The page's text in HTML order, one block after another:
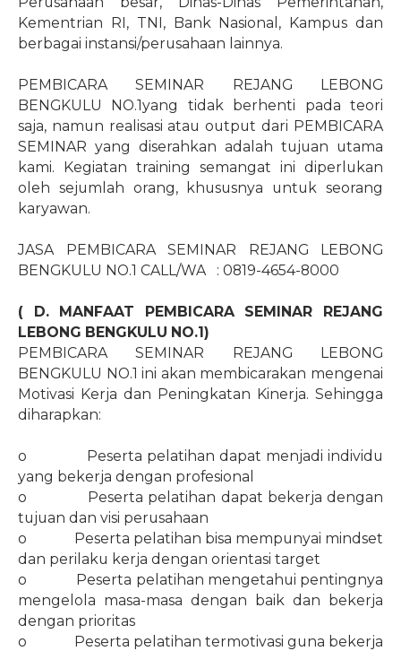
Kementrian RI, TNI, Bank Nasional, Kampus dan
berbagai instansi/perusahaan lainnya.
PEMBICARA SEMINAR REJANG LEBONG
BENGKULU NO.1yang tidak berhenti pada teori
saja, namun realisasi atau output dari PEMBICARA
SEMINAR yang diserahkan adalah tujuan utama
kami. Kegiatan training semangat ini diperlukan
oleh sejumlah orang, khususnya untuk seorang
karyawan.
JASA PEMBICARA SEMINAR REJANG LEBONG
BENGKULU NO.1 CALL/WA
: 0819-4654-8000
( D. MANFAAT PEMBICARA SEMINAR REJANG
LEBONG BENGKULU NO.1)
PEMBICARA SEMINAR REJANG LEBONG
BENGKULU NO.1 ini akan membicarakan mengenai
Motivasi Kerja dan Peningkatan Kinerja. Sehingga
diharapkan:
o
Peserta pelatihan dapat menjadi individu
yang bekerja dengan profesional
o
Peserta pelatihan dapat bekerja dengan
tujuan dan visi perusahaan
o
Peserta pelatihan bisa mempunyai mindset
dan perilaku kerja dengan orientasi target
o
Peserta pelatihan mengetahui pentingnya
mengelola masa-masa dengan baik dan bekerja
dengan prioritas
o
Peserta pelatihan termotivasi guna bekerja